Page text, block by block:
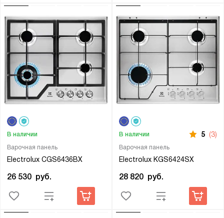
Варочная панель
Electrolux CGS6436BX
В наличии
26 530 руб.
Варочная панель
Electrolux KGS6424SX
В наличии 5 (3)
28 820 руб.